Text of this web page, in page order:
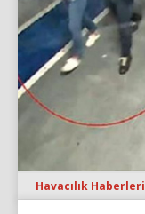
Havacılık Haberleri